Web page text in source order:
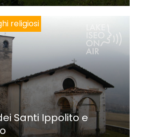
religiosi
Santi Ippolito e